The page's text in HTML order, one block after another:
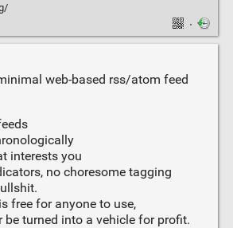
·
web-based rss/atom feed
interests you
no choresome tagging
free for anyone to use,
be turned into a vehicle for profit.